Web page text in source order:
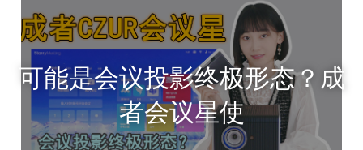
可能是会议投影终极形态？成
者会议星使